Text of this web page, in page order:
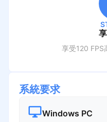
享受120 FPS
系統要求
Windows PC